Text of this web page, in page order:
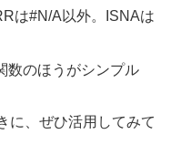
は#N/A以外。ISNAは
数のほうがシンプル
に、ぜひ活用してみて